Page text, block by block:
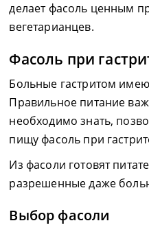
делает фасоль ценным
вегетарианцев.
Фасоль при
Больные гастритом
Правильное питание
необходимо знать,
пищу фасоль при
Из фасоли готовят
разрешенные даже
Выбор фасоли